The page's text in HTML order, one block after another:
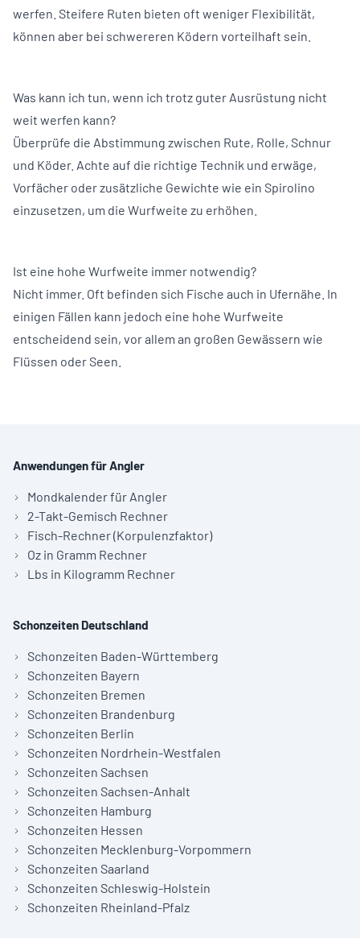
werfen. Steifere Ruten bieten oft weniger Flexibilität,
können aber bei schwereren Ködern vorteilhaft sein.
Was kann ich tun, wenn ich trotz guter Ausrüstung nicht
weit werfen kann?
Überprüfe die Abstimmung zwischen Rute, Rolle, Schnur
und Köder. Achte auf die richtige Technik und erwäge,
Vorfächer oder zusätzliche Gewichte wie ein Spirolino
einzusetzen, um die Wurfweite zu erhöhen.
Ist eine hohe Wurfweite immer notwendig?
Nicht immer. Oft befinden sich Fische auch in Ufernähe. In
einigen Fällen kann jedoch eine hohe Wurfweite
entscheidend sein, vor allem an großen Gewässern wie
Flüssen oder Seen.
Anwendungen für Angler
Mondkalender für Angler
2-Takt-Gemisch Rechner
Fisch-Rechner (Korpulenzfaktor)
Oz in Gramm Rechner
Lbs in Kilogramm Rechner
Schonzeiten Deutschland
Schonzeiten Baden-Württemberg
Schonzeiten Bayern
Schonzeiten Bremen
Schonzeiten Brandenburg
Schonzeiten Berlin
Schonzeiten Nordrhein-Westfalen
Schonzeiten Sachsen
Schonzeiten Sachsen-Anhalt
Schonzeiten Hamburg
Schonzeiten Hessen
Schonzeiten Mecklenburg-Vorpommern
Schonzeiten Saarland
Schonzeiten Schleswig-Holstein
Schonzeiten Rheinland-Pfalz